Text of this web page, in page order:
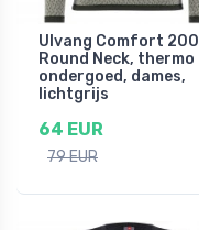
Ulvang Comfort 200
Round Neck, thermo
ondergoed, dames,
lichtgrijs
64 EUR
79 EUR